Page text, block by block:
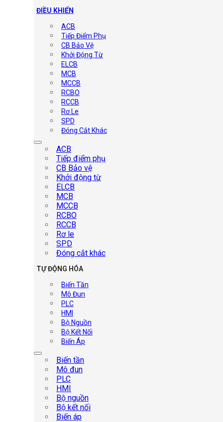
ĐIỀU KHIỂN
ACB
Tiếp Điểm Phụ
CB Bảo Vệ
Khởi Động Từ
ELCB
MCB
MCCB
RCBO
RCCB
Rơ Le
SPD
Đóng Cắt Khác
ACB
Tiếp điểm phụ
CB Bảo vệ
Khởi động từ
ELCB
MCB
MCCB
RCBO
RCCB
Rơ le
SPD
Đóng cắt khác
TỰ ĐỘNG HÓA
Biến Tần
Mô Đun
PLC
HMI
Bộ Nguồn
Bộ Kết Nối
Biến Áp
Biến tần
Mô đun
PLC
HMI
Bộ nguồn
Bộ kết nối
Biến áp